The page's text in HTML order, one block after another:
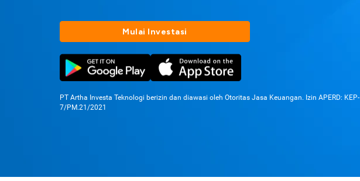
Mulai Investasi
PT Artha Investa Teknologi berizin dan diawasi oleh Otoritas Jasa Keuangan. Izin APERD: KEP-
7/PM.21/2021